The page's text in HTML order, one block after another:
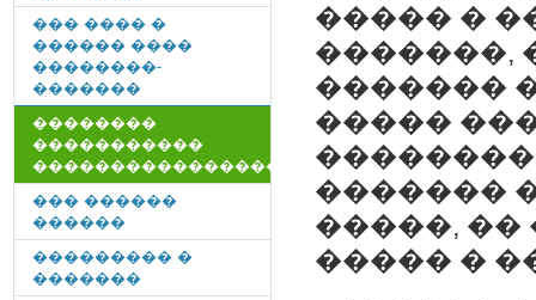
��� ���� �
������ ����
��������-
�������
��������
�����������
������������������
��� ������
������
��������� �
�������
����� �
�������,
�������
�����
�������
�����,
����� �